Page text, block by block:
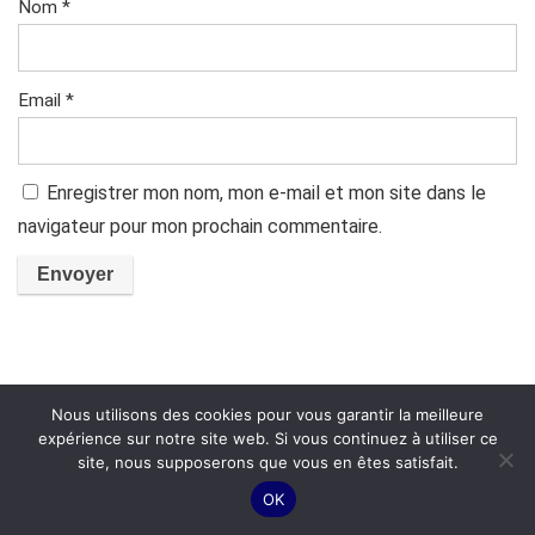
Nom *
Email *
Enregistrer mon nom, mon e-mail et mon site dans le
navigateur pour mon prochain commentaire.
Produits Similaires
Nous utilisons des cookies pour vous garantir la meilleure
expérience sur notre site web. Si vous continuez à utiliser ce
site, nous supposerons que vous en êtes satisfait.
OK